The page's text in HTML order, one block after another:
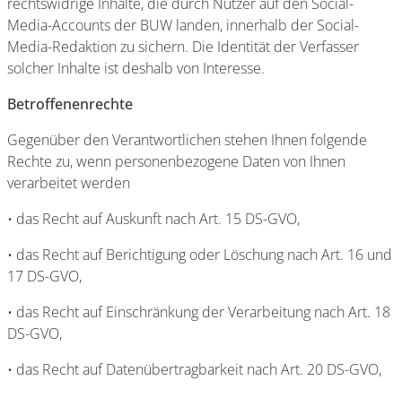
Media-Accounts der BUW landen, innerhalb der Social-
Media-Redaktion zu sichern. Die Identität der Verfasser
solcher Inhalte ist deshalb von Interesse.
Betroffenenrechte
Gegenüber den Verantwortlichen stehen Ihnen folgende
Rechte zu, wenn personenbezogene Daten von Ihnen
verarbeitet werden
• das Recht auf Auskunft nach Art. 15 DS-GVO,
• das Recht auf Berichtigung oder Löschung nach Art. 16 und
17 DS-GVO,
• das Recht auf Einschränkung der Verarbeitung nach Art. 18
DS-GVO,
• das Recht auf Datenübertragbarkeit nach Art. 20 DS-GVO,